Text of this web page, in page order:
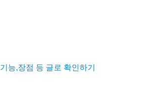
기능,장점 등 글로 확인하기